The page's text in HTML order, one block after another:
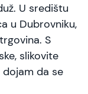
U središtu
u Dubrovniku,
S
slikovite
da se